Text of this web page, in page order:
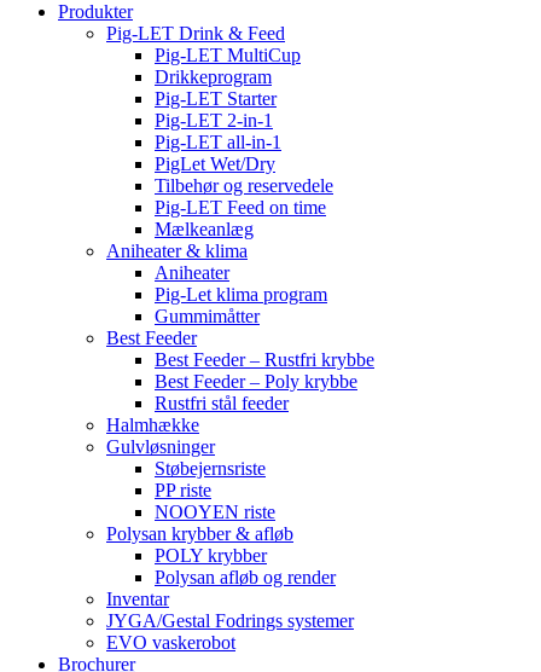
Produkter
Pig-LET Drink & Feed
Pig-LET MultiCup
Drikkeprogram
Pig-LET Starter
Pig-LET 2-in-1
Pig-LET all-in-1
PigLet Wet/Dry
Tilbehør og reservedele
Pig-LET Feed on time
Mælkeanlæg
Aniheater & klima
Aniheater
Pig-Let klima program
Gummimåtter
Best Feeder
Best Feeder – Rustfri krybbe
Best Feeder – Poly krybbe
Rustfri stål feeder
Halmhække
Gulvløsninger
Støbejernsriste
PP riste
NOOYEN riste
Polysan krybber & afløb
POLY krybber
Polysan afløb og render
Inventar
JYGA/Gestal Fodrings systemer
EVO vaskerobot
Brochurer